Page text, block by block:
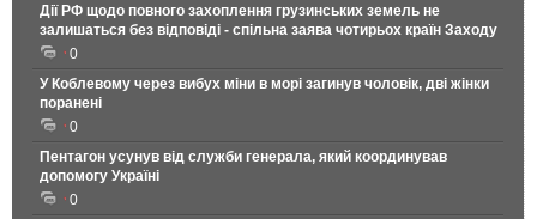
Дії РФ щодо повного захоплення грузинських земель не
залишаться без відповіді - спільна заява чотирьох країн Заходу
0
У Коблевому через вибух міни в морі загинув чоловік, дві жінки
поранені
0
Пентагон усунув від служби генерала, який координував
допомогу Україні
0